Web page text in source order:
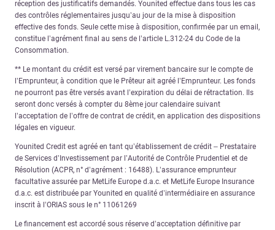
réception des justificatifs demandés. Younited effectue dans tous les cas
des contrôles réglementaires jusqu’au jour de la mise à disposition
effective des fonds. Seule cette mise à disposition, confirmée par un email,
constitue l’agrément final au sens de l’article L.312-24 du Code de la
Consommation.
** Le montant du crédit est versé par virement bancaire sur le compte de
l’Emprunteur, à condition que le Prêteur ait agréé l’Emprunteur. Les fonds
ne pourront pas être versés avant l’expiration du délai de rétractation. Ils
seront donc versés à compter du 8ème jour calendaire suivant
l’acceptation de l’offre de contrat de crédit, en application des dispositions
légales en vigueur.
Younited Credit est agréé en tant qu’établissement de crédit – Prestataire
de Services d’Investissement par l’Autorité de Contrôle Prudentiel et de
Résolution (ACPR, n° d’agrément : 16488). L’assurance emprunteur
facultative assurée par MetLife Europe d.a.c. et MetLife Europe Insurance
d.a.c. est distribuée par Younited en qualité d’intermédiaire en assurance
inscrit à l’ORIAS sous le n° 11061269
Le financement est accordé sous réserve d’acceptation définitive par